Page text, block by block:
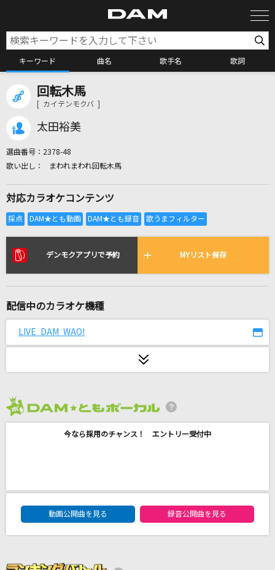
キーワード 曲名 歌手名 歌詞
全国りれき
リアルタイムで歌われている曲の一覧
トリセツ
Dance In The Game
[生音]You Go Your Way
回転木馬
[ カイテンモクバ ]
太田裕美
選曲番号： 2378-48
まわれまわれ回転木馬
対応カラオケコンテンツ
デンモクアプリで予約 MYリスト保存
配信中のカラオケ機種
LIVE DAM WAO!
今なら採用のチャンス！ エントリー受付中
DAM★ともボーカルエントリーランキング
動画公開曲を見る
録音公開曲を見る